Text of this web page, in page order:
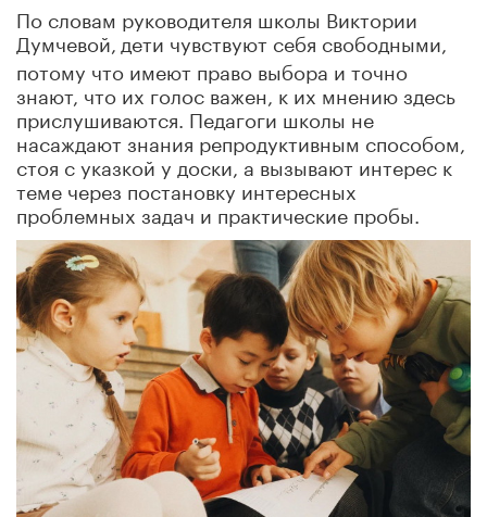
По словам руководителя школы Виктории
Думчевой, дети чувствуют себя свободными,
потому что имеют право выбора и точно
знают, что их голос важен, к их мнению здесь
прислушиваются. Педагоги школы не
насаждают знания репродуктивным способом,
стоя с указкой у доски, а вызывают интерес к
теме через постановку интересных
проблемных задач и практические пробы.